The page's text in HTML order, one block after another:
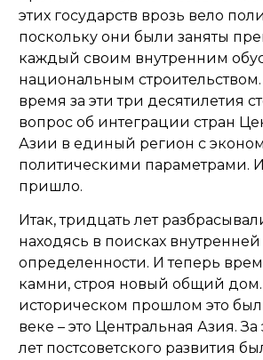
этих государств врозь вело
поскольку они были заняты
каждый своим внутренним
национальным
время за эти три десятилетия
вопрос об интеграции стран
Азии в единый регион с
политическими параметрами.
пришло.
Итак, тридцать лет
находясь в поисках
определенности. И теперь
камни, строя новый общий
историческом прошлом это был
веке – это Центральная Азия. За
лет постсоветского развития